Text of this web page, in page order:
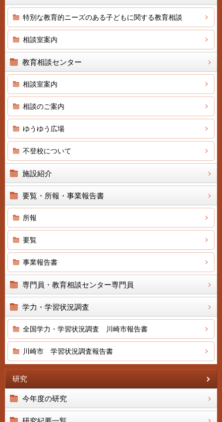
特別な教育的ニーズのある子どもに関する教育相談
相談室案内
教育相談センター
相談室案内
相談のご案内
ゆうゆう広場
不登校について
施設紹介
要覧・所報・事業報告書
所報
要覧
事業報告書
専門員・教育相談センター専門員
学力・学習状況調査
全国学力・学習状況調査 川崎市報告書
川崎市 学習状況調査報告書
研究
今年度の研究